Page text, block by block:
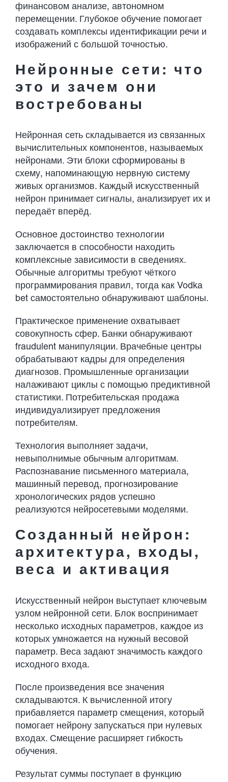
финансовом анализе, автономном
перемещении. Глубокое обучение помогает
создавать комплексы идентификации речи и
изображений с большой точностью.
Нейронные сети: что
это и зачем они
востребованы
Нейронная сеть складывается из связанных
вычислительных компонентов, называемых
нейронами. Эти блоки сформированы в
схему, напоминающую нервную систему
живых организмов. Каждый искусственный
нейрон принимает сигналы, анализирует их и
передаёт вперёд.
Основное достоинство технологии
заключается в способности находить
комплексные зависимости в сведениях.
Обычные алгоритмы требуют чёткого
программирования правил, тогда как Vodka
bet самостоятельно обнаруживают шаблоны.
Практическое применение охватывает
совокупность сфер. Банки обнаруживают
fraudulent манипуляции. Врачебные центры
обрабатывают кадры для определения
диагнозов. Промышленные организации
налаживают циклы с помощью предиктивной
статистики. Потребительская продажа
индивидуализирует предложения
потребителям.
Технология выполняет задачи,
невыполнимые обычным алгоритмам.
Распознавание письменного материала,
машинный перевод, прогнозирование
хронологических рядов успешно
реализуются нейросетевыми моделями.
Созданный нейрон:
архитектура, входы,
веса и активация
Искусственный нейрон выступает ключевым
узлом нейронной сети. Блок воспринимает
несколько исходных параметров, каждое из
которых умножается на нужный весовой
параметр. Веса задают значимость каждого
исходного входа.
После произведения все значения
складываются. К вычисленной итогу
прибавляется параметр смещения, который
помогает нейрону запускаться при нулевых
входах. Смещение расширяет гибкость
обучения.
Результат суммы поступает в функцию